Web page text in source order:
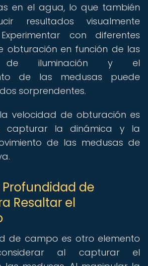
en el agua, lo que también
resultados visualmente
con diferentes
obturación en función de las
de iluminación y el
de las medusas puede
sorprendentes.
velocidad de obturación es
capturar la dinámica y la
de las medusas de
Profundidad de
Resaltar el
de campo es otro elemento
al capturar el